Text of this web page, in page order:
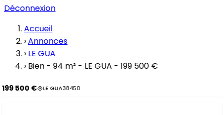
Déconnexion
Accueil
›Annonces
› LE GUA
› Bien - 94 m² - LE GUA - 199 500 €
199 500 € LE GUA38450